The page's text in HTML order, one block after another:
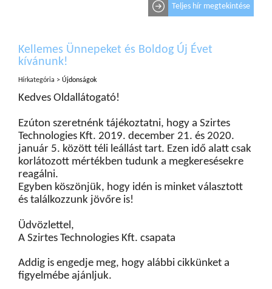
Teljes hír megtekintése
Kellemes Ünnepeket és Boldog Új Évet
kívánunk!
Hírkategória > Újdonságok
Kedves Oldallátogató!
Ezúton szeretnénk tájékoztatni, hogy a Szirtes
Technologies Kft. 2019. december 21. és 2020.
január 5. között téli leállást tart. Ezen idő alatt csak
korlátozott mértékben tudunk a megkeresésekre
reagálni.
Egyben köszönjük, hogy idén is minket választott
és találkozzunk jövőre is!
Üdvözlettel,
A Szirtes Technologies Kft. csapata
Addig is engedje meg, hogy alábbi cikkünket a
figyelmébe ajánljuk.